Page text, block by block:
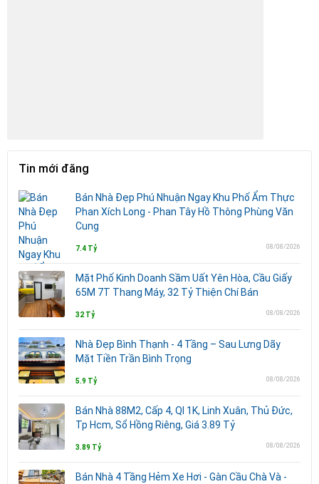
Tin mới đăng
Bán Nhà Đẹp Phú Nhuận Ngay Khu Phố Ẩm Thực
Phan Xích Long - Phan Tây Hồ Thông Phùng Văn
Cung
7.4 Tỷ 08/08/2026
Mặt Phố Kinh Doanh Sầm Uất Yên Hòa, Cầu Giấy
65M 7T Thang Máy, 32 Tỷ Thiện Chí Bán
32 Tỷ 08/08/2026
Nhà Đẹp Bình Thạnh - 4 Tầng – Sau Lưng Dãy
Mặt Tiền Trần Bình Trọng
5.9 Tỷ 08/08/2026
Bán Nhà 88M2, Cấp 4, Ql 1K, Linh Xuân, Thủ Đức,
Tp Hcm, Sổ Hồng Riêng, Giá 3.89 Tỷ
3.89 Tỷ 08/08/2026
Bán Nhà 4 Tầng Hẻm Xe Hơi - Gàn Cầu Chà Và -